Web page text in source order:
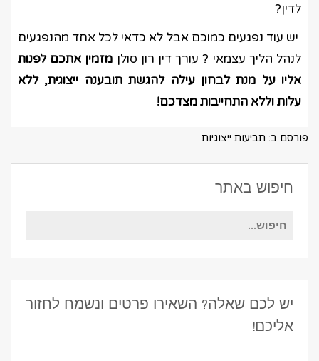
לדין?
יש עוד נפגעים כמוכם אבל לא כדאי לכל אחד מהנפגעים
לנהל הליך עצמאי ? עורך דין רון סולן מזמין אתכם לפנות
אליו על מנת לבחון עילה להגשת תובענה ייצוגית, ללא
עלות וללא התחייבות מצדכם!
פורסם ב: תביעות ייצוגיות
חיפוש באתר
חיפוש
יש לכם שאלה? השאירו פרטים ונשמח לחזור
אליכם!